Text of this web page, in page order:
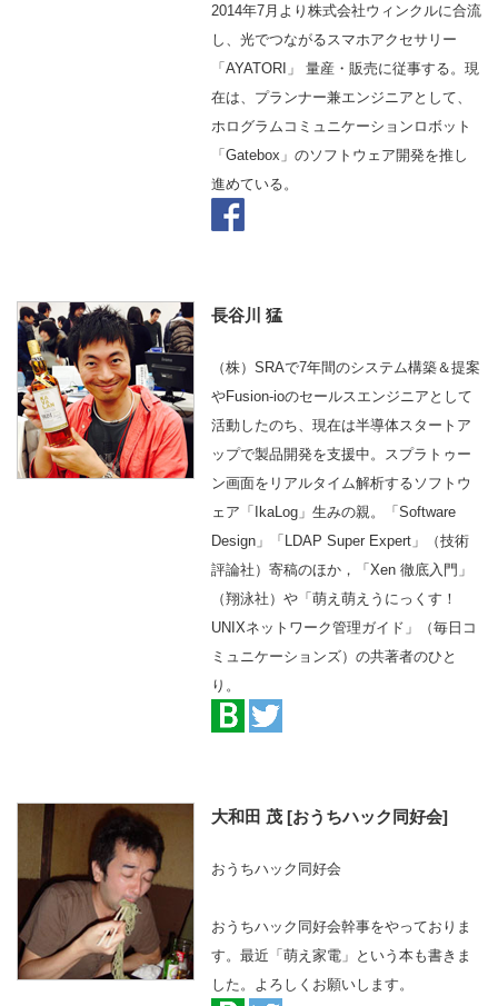
2014年7月より株式会社ウィンクルに合流
し、光でつながるスマホアクセサリー
「AYATORI」 量産・販売に従事する。現
在は、プランナー兼エンジニアとして、
ホログラムコミュニケーションロボット
「Gatebox」のソフトウェア開発を推し
進めている。
長谷川 猛
（株）SRAで7年間のシステム構築＆提案
やFusion-ioのセールスエンジニアとして
活動したのち、現在は半導体スタートア
ップで製品開発を支援中。スプラトゥー
ン画面をリアルタイム解析するソフトウ
ェア「IkaLog」生みの親。「Software
Design」「LDAP Super Expert」（技術
評論社）寄稿のほか，「Xen 徹底入門」
（翔泳社）や「萌え萌えうにっくす！
UNIXネットワーク管理ガイド」（毎日コ
ミュニケーションズ）の共著者のひと
り。
大和田 茂 [おうちハック同好会]
おうちハック同好会
おうちハック同好会幹事をやっておりま
す。最近「萌え家電」という本も書きま
した。よろしくお願いします。